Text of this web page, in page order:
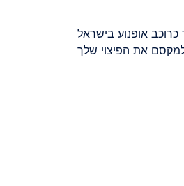
כרוכב אופנוע בישראל
למקסם את הפיצוי שלך